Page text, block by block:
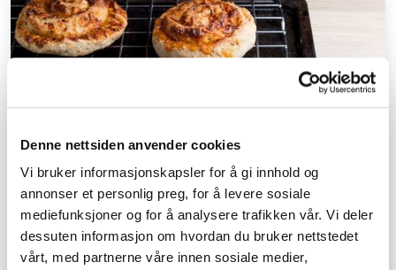
Denne nettsiden anvender cookies
Vi bruker informasjonskapsler for å gi innhold og
annonser et personlig preg, for å levere sosiale
mediefunksjoner og for å analysere trafikken vår. Vi deler
dessuten informasjon om hvordan du bruker nettstedet
vårt, med partnerne våre innen sosiale medier,